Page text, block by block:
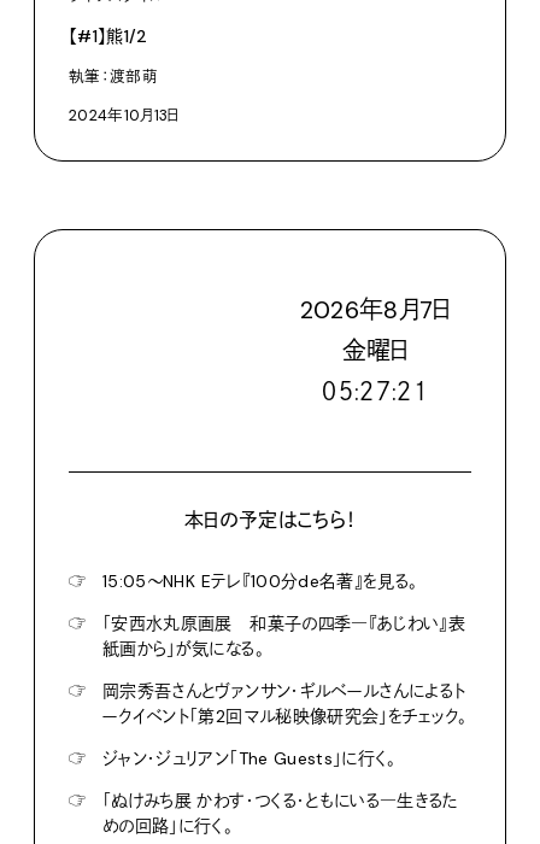
【#1】熊1/2
執筆：渡部萌
2024年10月13日
2026年8月7日
金曜日
０５:２７:２２
本日の予定はこちら！
☞
15:05〜NHK Eテレ『100分de名著』を見る。
☞
「安西水丸原画展 和菓子の四季―『あじわい』表
紙画から」が気になる。
☞
岡宗秀吾さんとヴァンサン・ギルベールさんによるト
ークイベント「第2回マル秘映像研究会」をチェック。
☞
ジャン・ジュリアン「The Guests」に行く。
☞
「ぬけみち展 かわす・つくる・ともにいる―生きるた
めの回路」に行く。